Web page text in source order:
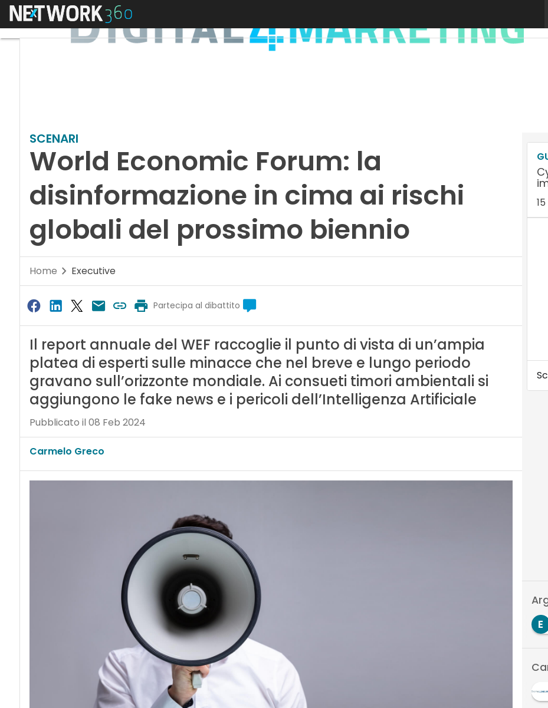
Menu
SCENARI
World Economic Forum: la
disinformazione in cima ai rischi
globali del prossimo biennio
Home Executive
Partecipa al dibattito
Il report annuale del WEF raccoglie il punto di vista di un’ampia
platea di esperti sulle minacce che nel breve e lungo periodo
gravano sull’orizzonte mondiale. Ai consueti timori ambientali si
aggiungono le fake news e i pericoli dell’Intelligenza Artificiale
Pubblicato il 08 Feb 2024
Carmelo Greco
ESG